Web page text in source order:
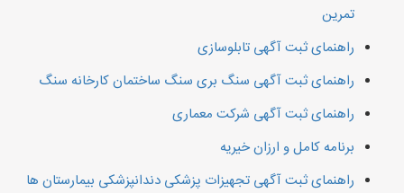
تمرین
راهنمای ثبت آگهی تابلوسازی
راهنمای ثبت آگهی سنگ بری سنگ ساختمان کارخانه سنگ
راهنمای ثبت آگهی شرکت معماری
برنامه کامل و ارزان خیریه
راهنمای ثبت آگهی تجهیزات پزشکی دندانپزشکی بیمارستان ها